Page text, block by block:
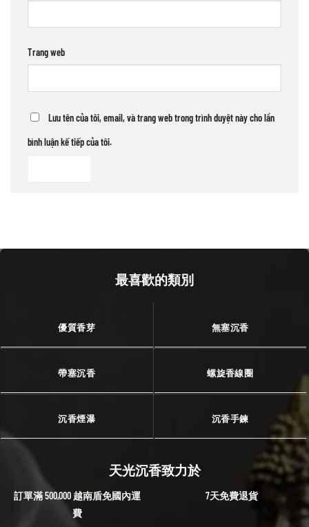
Trang web
Lưu tên của tôi, email, và trang web trong trình duyệt này cho lần
bình luận kế tiếp của tôi.
最喜歡的類別
優質香芽 無塞沉香
帶塞沉香 螺旋香線圈
沉香煙瀑 沉香手鍊
天光沉香致力於
訂單滿 500,000 越南盾免國內運
費
7天免費退貨